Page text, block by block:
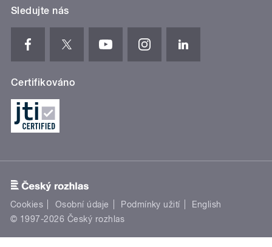
Sledujte nás
Certifikováno
Cookies Osobní údaje Podmínky užití
English
© 1997-2026 Český rozhlas